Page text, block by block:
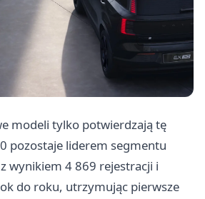
modeli tylko potwierdzają tę
pozostaje liderem segmentu
wynikiem 4 869 rejestracji i
do roku, utrzymując pierwsze